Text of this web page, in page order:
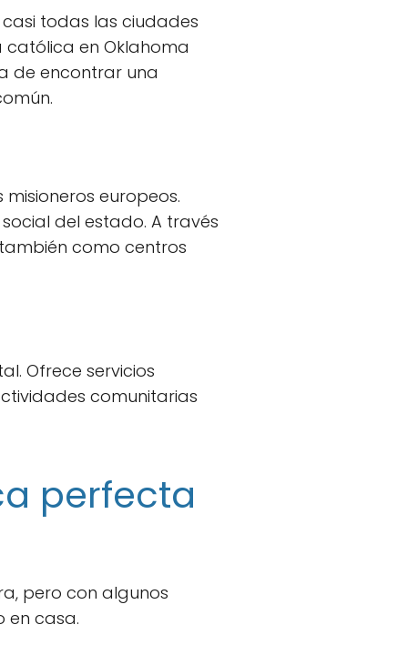
todas las ciudades
católica en Oklahoma
de encontrar una
europeos.
del estado. A través
como centros
Ofrece servicios
comunitarias
perfecta
pero con algunos
en casa.